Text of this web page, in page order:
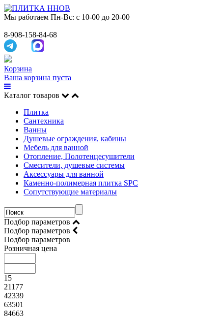
Мы работаем Пн-Вс: с 10-00 до 20-00
8-908-158-84-68
Корзина
Ваша корзина пуста
Каталог товаров
Плитка
Сантехника
Ванны
Душевые ограждения, кабины
Мебель для ванной
Отопление, Полотенцесушители
Смесители, душевые системы
Аксессуары для ванной
Каменно-полимерная плитка SPC
Сопутствующие материалы
Подбор параметров
Подбор параметров
Подбор параметров
Розничная цена
15
21177
42339
63501
84663